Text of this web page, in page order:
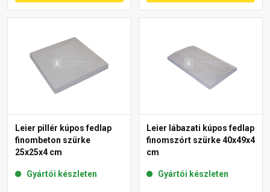
Leier pillér kúpos fedlap
finombeton szürke
25x25x4 cm
Gyártói készleten
Leier lábazati kúpos fedlap
finomszórt szürke 40x49x4
cm
Gyártói készleten